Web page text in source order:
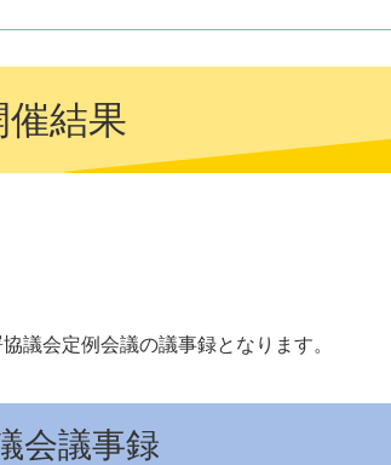
結果
議会定例会議の議事録となります。
会議事録